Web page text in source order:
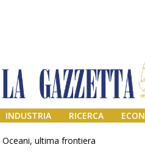
INDUSTRIA RICERCA
Oceani, ultima frontiera